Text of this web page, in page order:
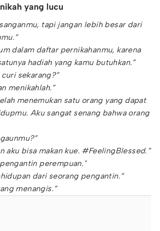
yang lucu
tapi jangan lebih besar dari
dalam daftar pernikahanmu, karena
hadiah yang kamu butuhkan.”
curi sekarang?”
menikahlah.”
menemukan satu orang yang dapat
Aku sangat senang bahwa orang
aku bisa makan kue. #FeelingBlessed.”
perempuan."
dari seorang pengantin.”
menangis.”